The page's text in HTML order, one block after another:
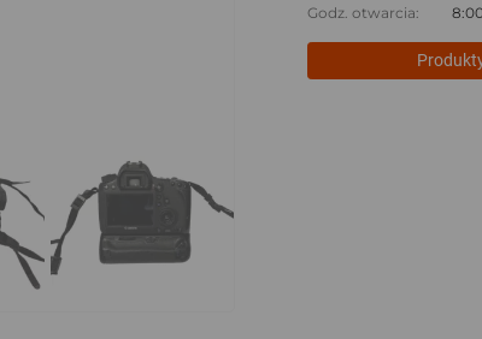
Godz. otwarcia: